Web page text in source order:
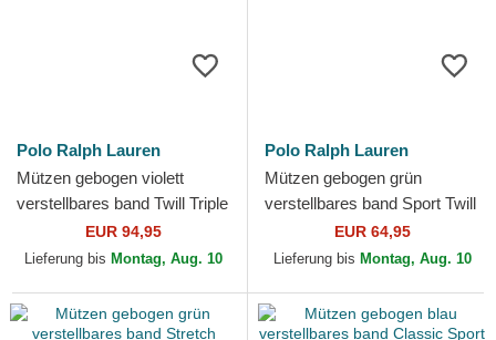
Polo Ralph Lauren
Mützen gebogen violett
verstellbares band Twill Triple
Pony von Polo Ralph Lauren
EUR 94,95
Lieferung bis Montag, Aug. 10
Polo Ralph Lauren
Mützen gebogen grün
verstellbares band Sport Twill
von Polo Ralph Lauren
EUR 64,95
Lieferung bis Montag, Aug. 10